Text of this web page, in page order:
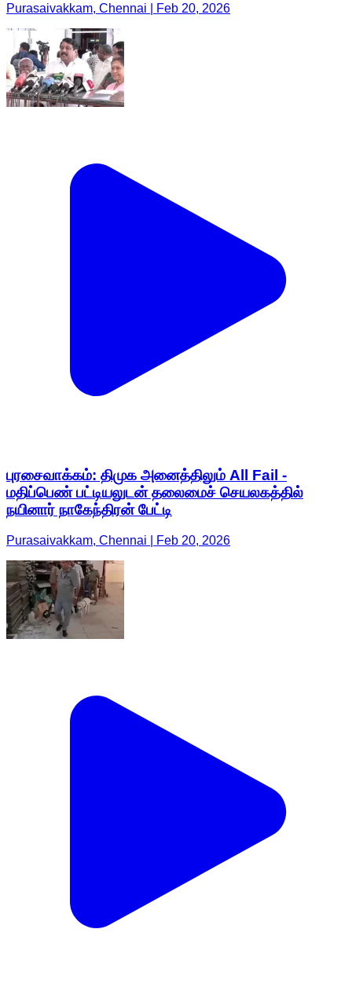
Purasaivakkam, Chennai | Feb 20, 2026
புரசைவாக்கம்: திமுக அனைத்திலும் All Fail -
மதிப்பெண் பட்டியலுடன் தலைமைச் செயலகத்தில்
நயினார் நாகேந்திரன் பேட்டி
Purasaivakkam, Chennai | Feb 20, 2026